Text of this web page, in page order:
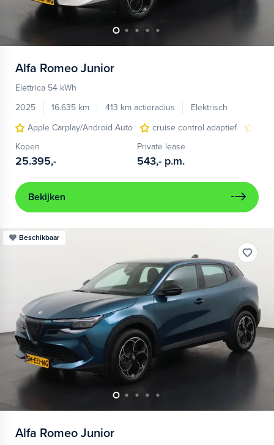
Alfa Romeo Junior
Elettrica 54 kWh
2025
16.635 km 413 km actieradius
Elektrisch
Apple Carplay/Android Auto
cruise control adaptief
Kopen
25.395,-
Private lease
543,- p.m.
Bekijken
Beschikbaar
Alfa Romeo Junior